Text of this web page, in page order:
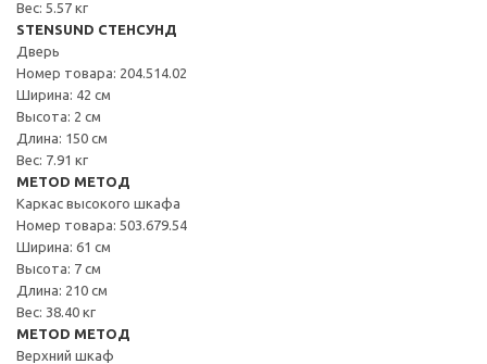
Вес: 5.57 кг
STENSUND СТЕНСУНД
Дверь
Номер товара: 204.514.02
Ширина: 42 см
Высота: 2 см
Длина: 150 см
Вес: 7.91 кг
METOD МЕТОД
Каркас высокого шкафа
Номер товара: 503.679.54
Ширина: 61 см
Высота: 7 см
Длина: 210 см
Вес: 38.40 кг
METOD МЕТОД
Верхний шкаф